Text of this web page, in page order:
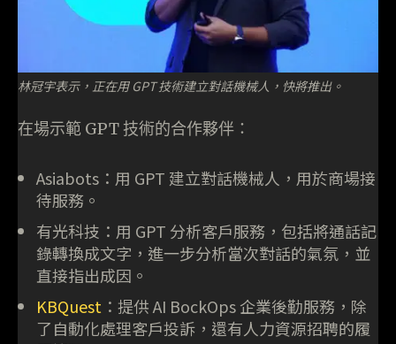
林冠宇表示，正在用 GPT 技術建立對話機械人，快將推出。
在場示範 GPT 技術的合作夥伴：
Asiabots：用 GPT 建立對話機械人，用於商場接
待服務。
有光科技：用 GPT 分析客戶服務，包括將通話記
錄轉換成文字，進一步分析當次對話的氣氛，並
直接指出成因。
KBQuest ：提供 AI BockOps 企業後勤服務，除
了自動化處理客戶投訴，還有人力資源招聘的履